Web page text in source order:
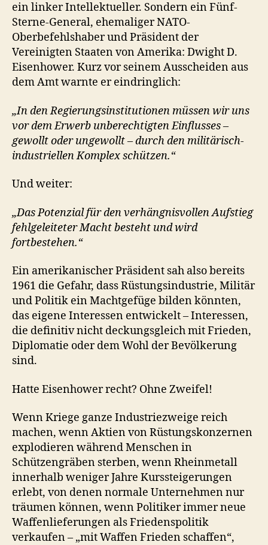
ein linker Intellektueller. Sondern ein Fünf-
Sterne-General, ehemaliger NATO-
Oberbefehlshaber und Präsident der
Vereinigten Staaten von Amerika: Dwight D.
Eisenhower. Kurz vor seinem Ausscheiden aus
dem Amt warnte er eindringlich:
„In den Regierungsinstitutionen müssen wir uns
vor dem Erwerb unberechtigten Einflusses –
gewollt oder ungewollt – durch den militärisch-
industriellen Komplex schützen.“
Und weiter:
„Das Potenzial für den verhängnisvollen Aufstieg
fehlgeleiteter Macht besteht und wird
fortbestehen.“
Ein amerikanischer Präsident sah also bereits
1961 die Gefahr, dass Rüstungsindustrie, Militär
und Politik ein Machtgefüge bilden könnten,
das eigene Interessen entwickelt – Interessen,
die definitiv nicht deckungsgleich mit Frieden,
Diplomatie oder dem Wohl der Bevölkerung
sind.
Hatte Eisenhower recht? Ohne Zweifel!
Wenn Kriege ganze Industriezweige reich
machen, wenn Aktien von Rüstungskonzernen
explodieren während Menschen in
Schützengräben sterben, wenn Rheinmetall
innerhalb weniger Jahre Kurssteigerungen
erlebt, von denen normale Unternehmen nur
träumen können, wenn Politiker immer neue
Waffenlieferungen als Friedenspolitik
verkaufen – „mit Waffen Frieden schaffen“,